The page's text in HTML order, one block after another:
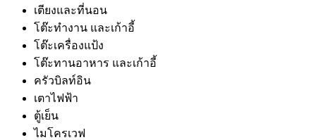
เตียงและที่นอน
โต๊ะทำงาน และเก้าอี้
โต๊ะเครื่องแป้ง
โต๊ะทานอาหาร และเก้าอี้
ครัวบิลท์อิน
เตาไฟฟ้า
ตู้เย็น
ไมโครเวฟ